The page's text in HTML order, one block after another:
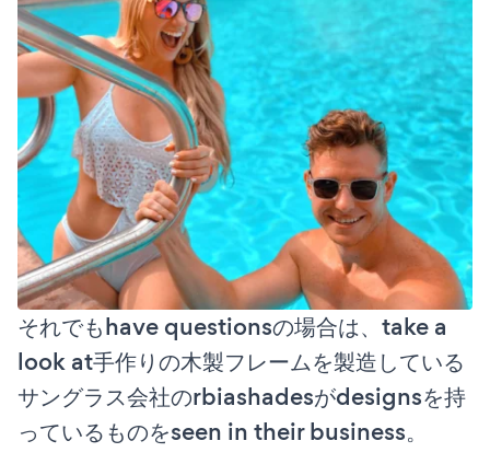
それでもhave questionsの場合は、take a
look at手作りの木製フレームを製造している
サングラス会社のrbiashadesがdesignsを持
っているものをseen in their business。